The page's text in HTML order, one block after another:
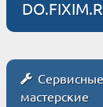
мастерские